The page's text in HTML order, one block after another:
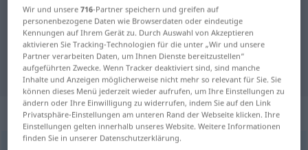
Deutsch-Englisch Übersetzung für
"Kunstharz"
"Kunstharz" Englisch Übersetzung
„Kunstharz“: Neutrum
Wir und unsere716-Partner speichern und greifen auf
personenbezogene Daten wie Browserdaten oder eindeutige
Kennungen auf Ihrem Gerät zu. Durch Auswahl von Akzeptieren
aktivieren Sie Tracking-Technologien für die unter „Wir und unsere
Partner verarbeiten Daten, um Ihnen Dienste bereitzustellen“
aufgeführten Zwecke. Wenn Tracker deaktiviert sind, sind manche
Inhalte und Anzeigen möglicherweise nicht mehr so relevant für Sie. Sie
können dieses Menü jederzeit wieder aufrufen, um Ihre Einstellungen zu
ändern oder Ihre Einwilligung zu widerrufen, indem Sie auf den Link
Privatsphäre-Einstellungen am unteren Rand der Webseite klicken. Ihre
Einstellungen gelten innerhalb unseres Website. Weitere Informationen
finden Sie in unserer Datenschutzerklärung.